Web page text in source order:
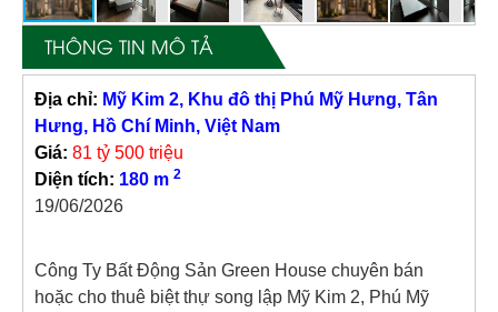
THÔNG TIN MÔ TẢ
Địa chỉ: Mỹ Kim 2, Khu đô thị Phú Mỹ Hưng, Tân
Hưng, Hồ Chí Minh, Việt Nam
Giá: 81 tỷ 500 triệu
Diện tích: 180 m 2
19/06/2026
Công Ty Bất Động Sản Green House chuyên bán
hoặc cho thuê biệt thự song lập Mỹ Kim 2, Phú Mỹ